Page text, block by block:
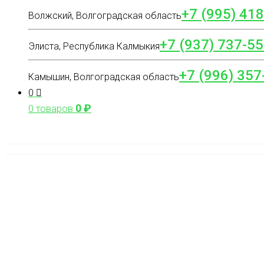
Волжский, Волгоградская область+7 (995)
Элиста, Республика Калмыкия+7 (937) 737-
Камышин, Волгоградская область+7 (996)
0
0 товаров 0₽